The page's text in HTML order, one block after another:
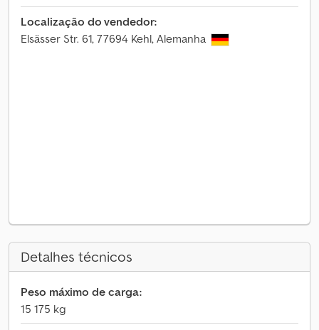
Localização do vendedor:
Elsässer Str. 61, 77694 Kehl, Alemanha
Detalhes técnicos
Peso máximo de carga:
15 175 kg